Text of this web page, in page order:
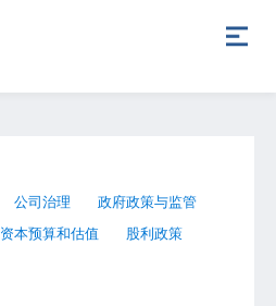
公司治理
政府政策与监管
资本预算和估值 股利政策